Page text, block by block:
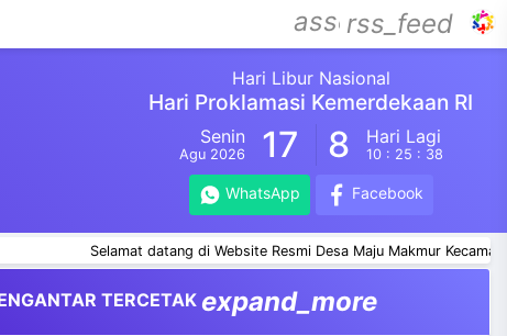
assessment
rss_feed
Hari Libur Nasional
Hari Proklamasi Kemerdekaan RI
Senin
Agu 2026 17 8 Hari Lagi
10 : 25 : 38
WhatsApp Facebook
Selamat datang di Website Resmi Desa Maju Makmur
TERCETAK expand_more